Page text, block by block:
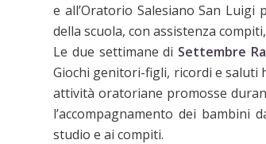
e all’Oratorio Salesiano San
della scuola, con assistenza
Le due settimane di Settembre
Giochi genitori-figli, ricordi e saluti
attività oratoriane promosse
l’accompagnamento dei bambini
studio e ai compiti.